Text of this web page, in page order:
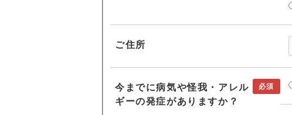
ご住所
今までに病気や怪我・アレル
ギーの発症がありますか？
必須